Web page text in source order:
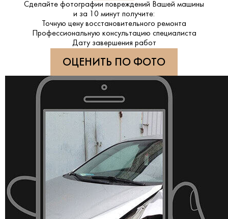
Сделайте фотографии повреждений Вашей машины
и за 10 минут получите:
Точную цену восстановительного ремонта
Профессиональную консультацию специалиста
Дату завершения работ
ОЦЕНИТЬ ПО ФОТО